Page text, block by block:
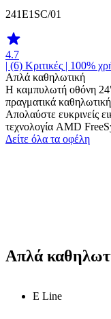
241E1SC/01
4.7
| (6) Κριτικές | 100%
Απλά καθηλωτική
Η καμπυλωτή οθόνη
πραγματικά
Απολαύστε ευκρινείς
τεχνολογία AMD
Δείτε όλα τα οφέλη
Απλά
E Line